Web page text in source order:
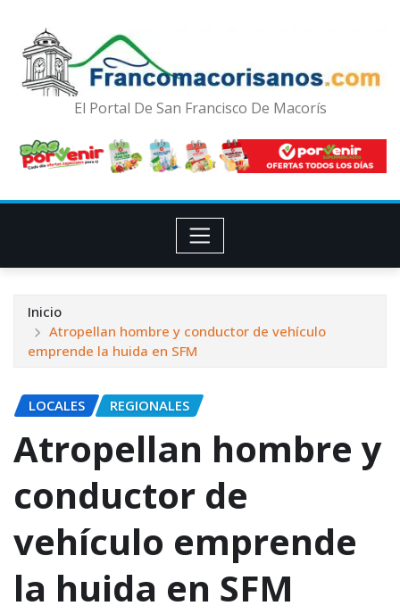
El Portal De San Francisco De Macorís
Inicio
Atropellan hombre y conductor de vehículo
emprende la huida en SFM
LOCALES REGIONALES
Atropellan hombre y
conductor de
vehículo emprende
la huida en SFM